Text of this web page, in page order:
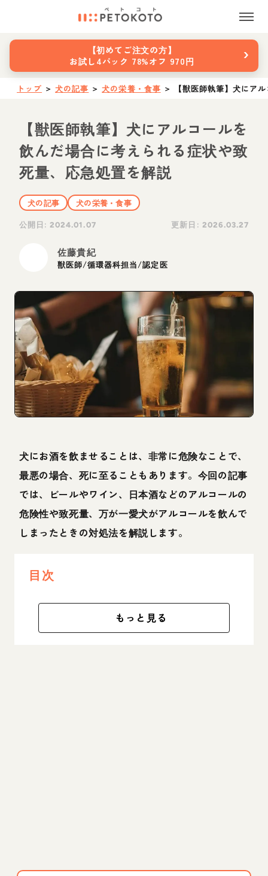
【初めてご注文の方】
お試し4パック 78%オフ 970円
›
トップ ＞ 犬の記事 ＞ 犬の栄養・食事 ＞ 【獣医師執筆】犬にア
【獣医師執筆】犬にアルコールを
飲んだ場合に考えられる症状や致
死量、応急処置を解説
犬の記事
犬の栄養・食事
公開日:2024.01.07 更新日: 2026.03.27
佐藤貴紀
獣医師/循環器科担当/認定医
犬にお酒を飲ませることは、非常に危険なことで、
最悪の場合、死に至ることもあります。今回の記事
では、ビールやワイン、日本酒などのアルコールの
危険性や致死量、万が一愛犬がアルコールを飲んで
しまったときの対処法を解説します。
目次
もっと見る